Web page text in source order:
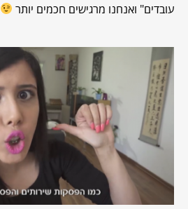
עובדים" ואנחנו מרגישים חכמים יותר